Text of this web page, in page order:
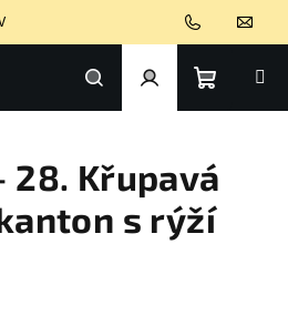
Hledat PřihlášeníNákupní
košík
28. Křupavá
s rýží